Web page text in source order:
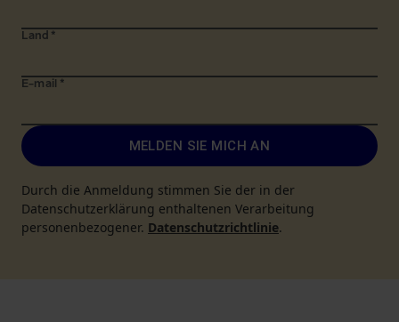
Land *
E-mail *
MELDEN SIE MICH AN
Durch die Anmeldung stimmen Sie der in der
Datenschutzerklärung enthaltenen Verarbeitung
personenbezogener. Datenschutzrichtlinie.